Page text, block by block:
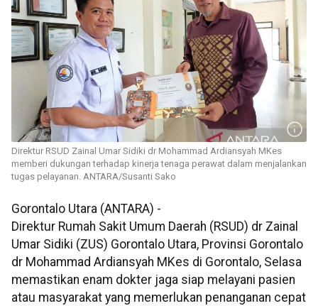
Direktur RSUD Zainal Umar Sidiki dr Mohammad Ardiansyah MKes
memberi dukungan terhadap kinerja tenaga perawat dalam menjalankan
tugas pelayanan. ANTARA/Susanti Sako
Gorontalo Utara (ANTARA) -
Direktur Rumah Sakit Umum Daerah (RSUD) dr Zainal
Umar Sidiki (ZUS) Gorontalo Utara, Provinsi Gorontalo
dr Mohammad Ardiansyah MKes di Gorontalo, Selasa
memastikan enam dokter jaga siap melayani pasien
atau masyarakat yang memerlukan penanganan cepat